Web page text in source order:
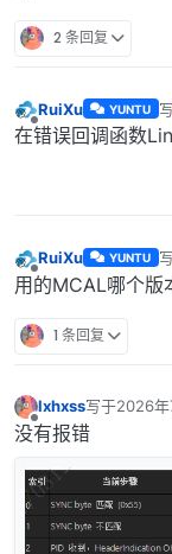
2 条回复
离线
RuiXu YUNTU
在错误回调函数
离线
RuiXu YUNTU
用的MCAL哪个版
1 条回复
离线
lxhxss写于2026
最后由 编辑
没有报错